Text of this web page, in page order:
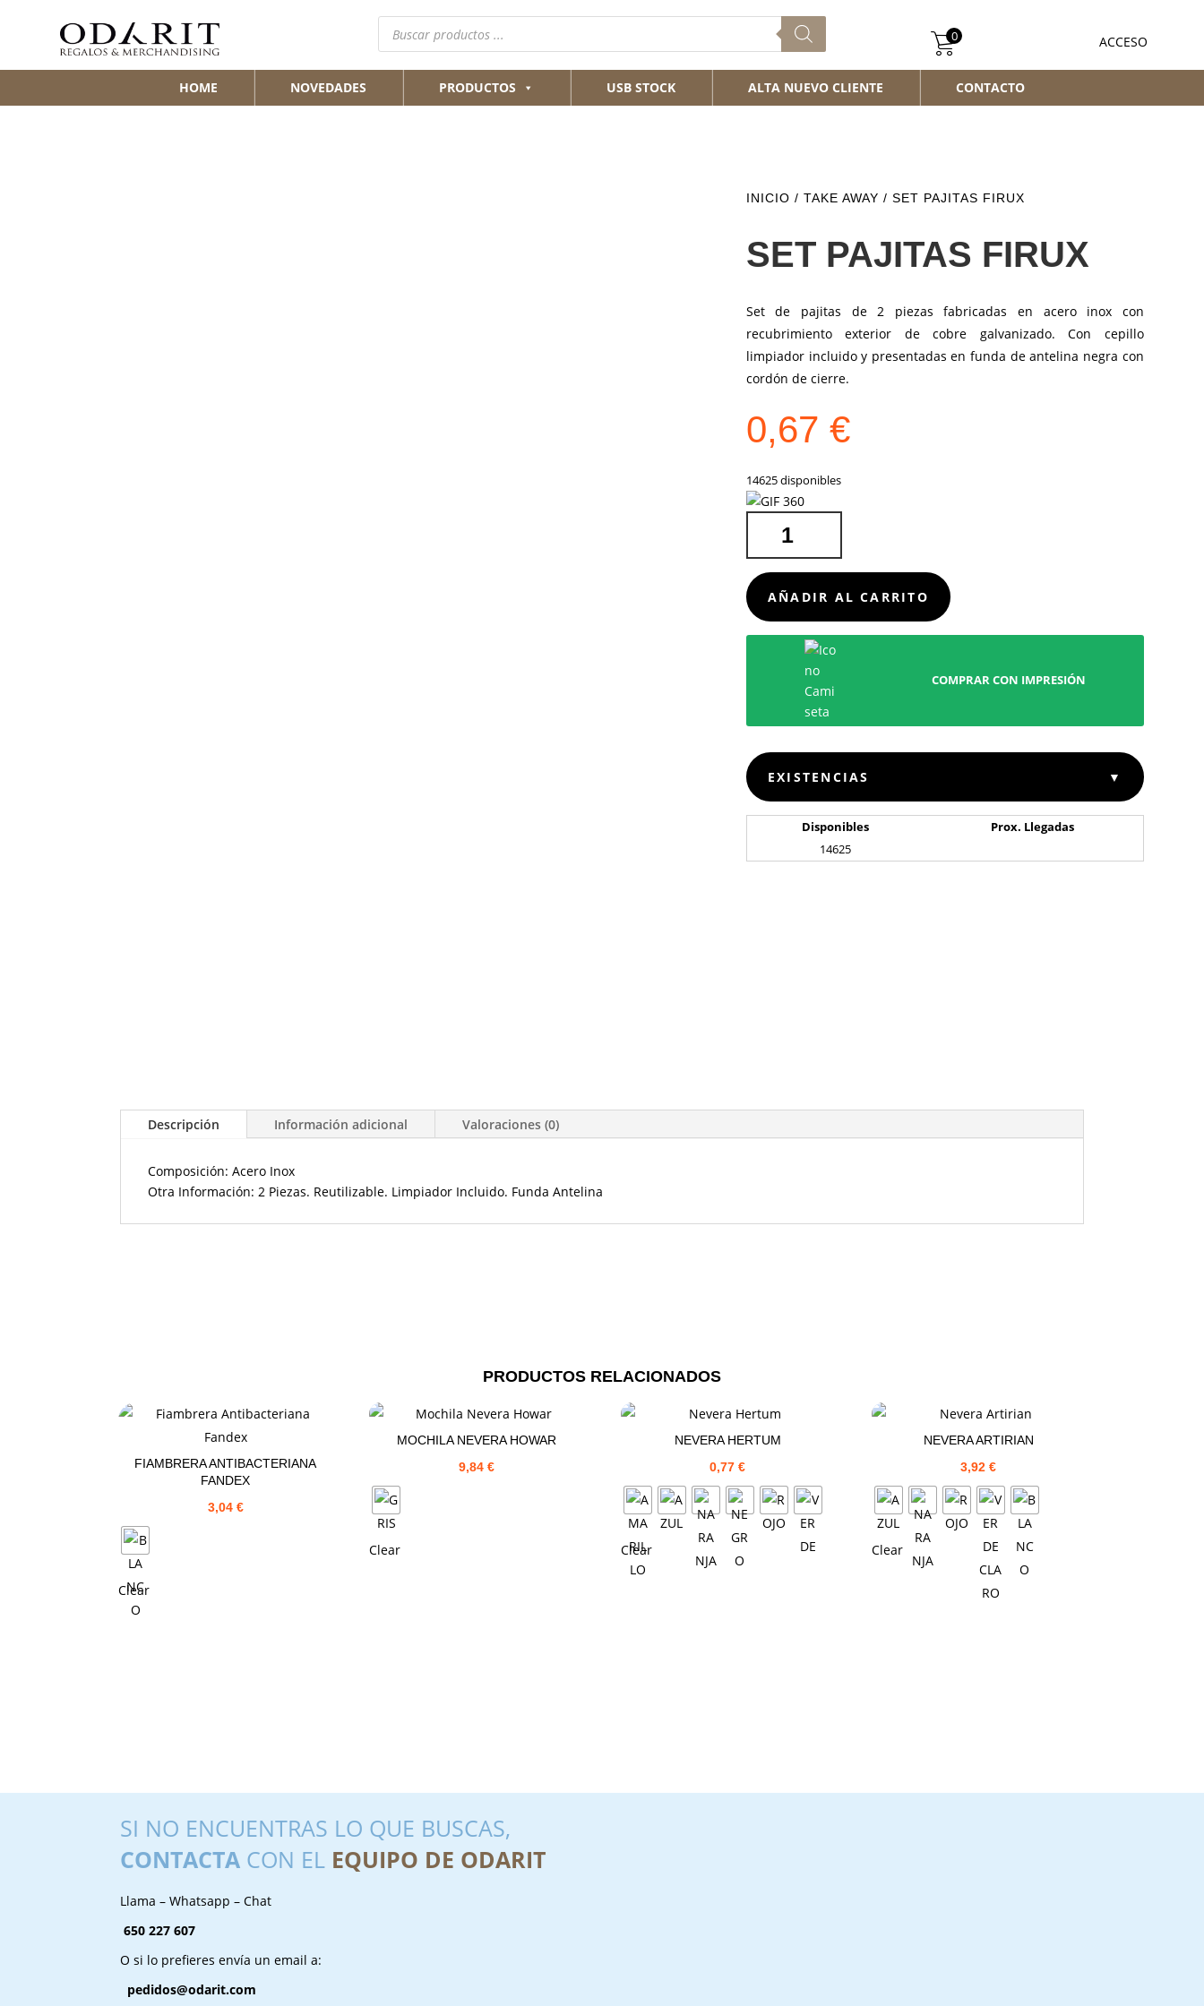
Búsqueda
productos ACCESO
0
HOME NOVEDADES PRODUCTOS USB STOCK ALTA NUEVO CLIENTE CONTACTO
INICIO / TAKE AWAY / SET PAJITAS FIRUX
SET PAJITAS FIRUX
Set de pajitas de 2 piezas fabricadas en acero inox con
recubrimiento exterior de cobre galvanizado. Con cepillo
limpiador incluido y presentadas en funda de antelina negra con
cordón de cierre.
0,67 €
14625 disponibles
PAJITAS
FIRUX
CANTIDAD
AÑADIR AL CARRITO
COMPRAR CON IMPRESIÓN
EXISTENCIAS ▼
Disponibles
Prox. Llegadas
14625
Descripción Información adicional Valoraciones (0)
Composición: Acero Inox
Otra Información: 2 Piezas. Reutilizable. Limpiador Incluido. Funda Antelina
PRODUCTOS RELACIONADOS
FIAMBRERA ANTIBACTERIANA
FANDEX
3,04 €
Clear
MOCHILA NEVERA HOWAR
9,84 €
Clear
NEVERA HERTUM
0,77€
Clear
NEVERA ARTIRIAN
3,92€
Clear
SI NO ENCUENTRAS LO QUE BUSCAS,
CONTACTA CON EL EQUIPO DE ODARIT
Llama – Whatsapp – Chat
650 227 607
O si lo prefieres envía un email a:
pedidos@odarit.com